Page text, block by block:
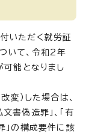
いただく就労証
いて、令和2年
能となりまし
変）した場合は、
書偽造罪」、「有
」の構成要件に該